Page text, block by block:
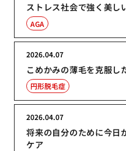
ストレス社会で強く美し
AGA
こめかみの薄毛を克服し
2026.04.07
円形脱毛症
将来の自分のために今日
ケア
2026.04.07